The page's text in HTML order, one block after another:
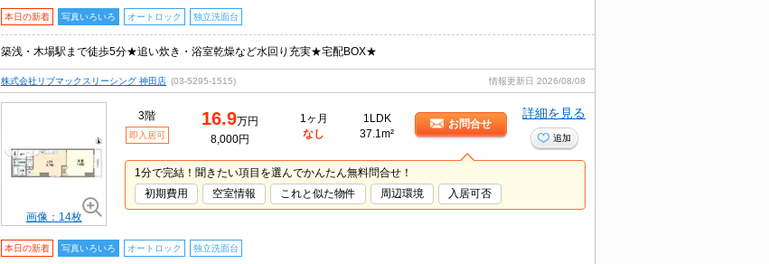
本日の新着 写真いろいろ オートロック 独立洗面台
築浅・木場駅まで徒歩5分★追い炊き・浴室乾燥など水回り充実★宅配BOX★
株式会社リブマックスリーシング 神田店 (03-5295-1515) 情報更新日 2026/08/08
画像：14枚
3階
即入居可
16.9万円
8,000円
1ヶ月
なし
1LDK
37.1m²
お問合せ
詳細を見る
追加
1分で完結！聞きたい項目を選んでかんたん無料問合せ！
初期費用
空室情報 これと似た物件 周辺環境 入居可否
本日の新着 写真いろいろ オートロック 独立洗面台